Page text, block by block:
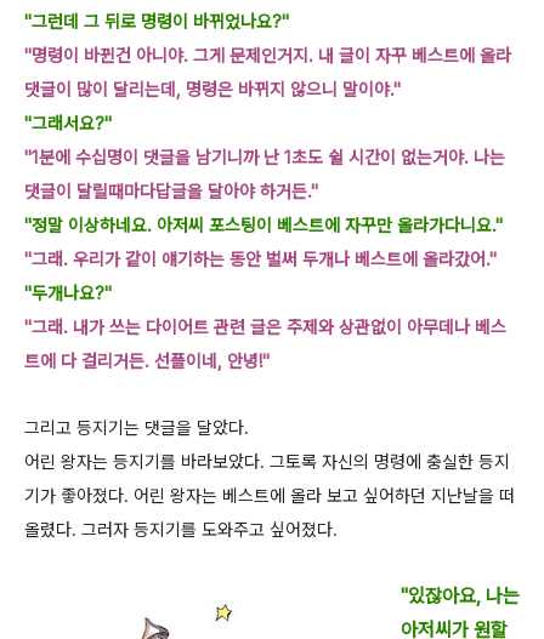
"그런데 그 뒤로 명령이 바뀌었나요?"
"명령이 바뀐건 아니야. 그게 문제인거지. 내 글이 자꾸 베스트에 올라
댓글이 많이 달리는데, 명령은 바뀌지 않으니 말이야."
"그래서요?"
"1분에 수십명이 댓글을 남기니까 난 1초도 쉴 시간이 없는거야. 나는
댓글이 달릴때마다답글을 달아야 하거든."
"정말 이상하네요. 아저씨 포스팅이 베스트에 자꾸만 올라가다니요."
"그래. 우리가 같이 얘기하는 동안 벌써 두개나 베스트에 올라갔어."
"두개나요?"
"그래. 내가 쓰는 다이어트 관련 글은 주제와 상관없이 아무데나 베스
트에 다 걸리거든. 선플이네, 안녕!"
그리고 등지기는 댓글을 달았다.
어린 왕자는 등지기를 바라보았다. 그토록 자신의 명령에 충실한 등지
기가 좋아졌다. 어린 왕자는 베스트에 올라 보고 싶어하던 지난날을 떠
올렸다. 그러자 등지기를 도와주고 싶어졌다.
"있잖아요, 나는
아저씨가 원할